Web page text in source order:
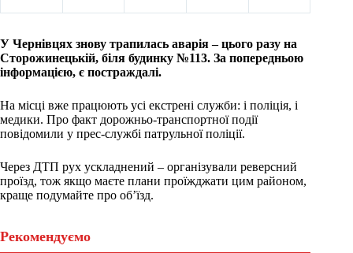
У Чернівцях знову трапилась аварія – цього разу на
Сторожинецькій, біля будинку №113. За попередньою
інформацією, є постраждалі.
На місці вже працюють усі екстрені служби: і поліція, і
медики. Про факт дорожньо-транспортної події
повідомили у прес-службі патрульної поліції.
Через ДТП рух ускладнений – організували реверсний
проїзд, тож якщо маєте плани проїжджати цим районом,
краще подумайте про об’їзд.
Рекомендуємо